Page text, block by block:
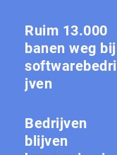
Ruim 13.000
banen weg bij
softwarebedri
jven
Bedrijven
blijven